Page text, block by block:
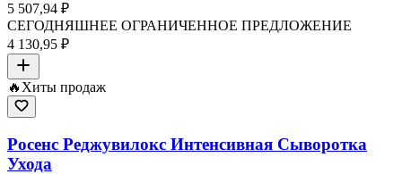
5 507,94 ₽
СЕГОДНЯШНЕЕ ОГРАНИЧЕННОЕ ПРЕДЛОЖЕНИЕ
4 130,95 ₽
🔥 Хиты продаж
Росенс Реджувилокс Интенсивная Сыворотка
Ухода